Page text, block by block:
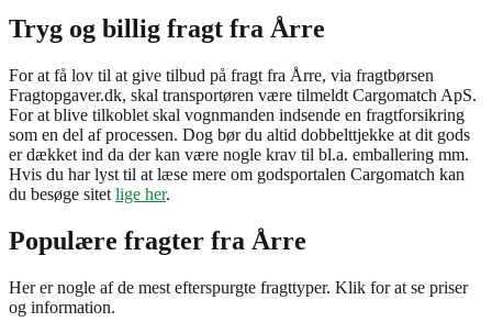
Tryg og billig fragt fra Årre
For at få lov til at give tilbud på fragt fra Årre, via fragtbørsen
Fragtopgaver.dk, skal transportøren være tilmeldt Cargomatch ApS.
For at blive tilkoblet skal vognmanden indsende en fragtforsikring
som en del af processen. Dog bør du altid dobbelttjekke at dit gods
er dækket ind da der kan være nogle krav til bl.a. emballering mm.
Hvis du har lyst til at læse mere om godsportalen Cargomatch kan
du besøge sitet lige her.
Populære fragter fra Årre
Her er nogle af de mest efterspurgte fragttyper. Klik for at se priser
og information.